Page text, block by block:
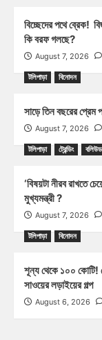
বিচ্ছেদের পথে ব্রেক!
কি বরফ গলছে?
August 7, 2026
টলিপাড়া বিনোদন
সাড়ে তিন বছরের
August 7, 2026
টলিপাড়া ট্রেন্ডিং বলিউড
‘বিষয়টা নীরব রাখতে
মুখ্যমন্ত্রী ?
August 7, 2026
টলিপাড়া বিনোদন
শূন্য থেকে ১০০ কোটি!
সাওয়ের লড়াইয়ের গল্প
August 6, 2026